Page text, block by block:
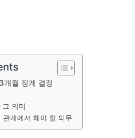
개월 징계 결정
그 의미
관계에서 해야 할 의무